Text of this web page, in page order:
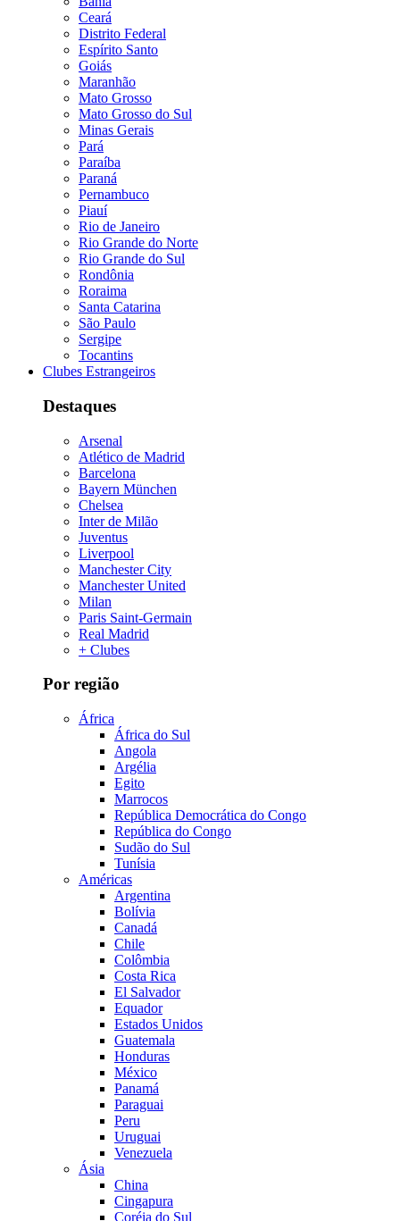
Ceará
Distrito Federal
Espírito Santo
Goiás
Maranhão
Mato Grosso
Mato Grosso do Sul
Minas Gerais
Pará
Paraíba
Paraná
Pernambuco
Piauí
Rio de Janeiro
Rio Grande do Norte
Rio Grande do Sul
Rondônia
Roraima
Santa Catarina
São Paulo
Sergipe
Tocantins
Clubes Estrangeiros
Destaques
Arsenal
Atlético de Madrid
Barcelona
Bayern München
Chelsea
Inter de Milão
Juventus
Liverpool
Manchester City
Manchester United
Milan
Paris Saint-Germain
Real Madrid
+ Clubes
Por região
África
África do Sul
Angola
Argélia
Egito
Marrocos
República Democrática do Congo
República do Congo
Sudão do Sul
Tunísia
Américas
Argentina
Bolívia
Canadá
Chile
Colômbia
Costa Rica
El Salvador
Equador
Estados Unidos
Guatemala
Honduras
México
Panamá
Paraguai
Peru
Uruguai
Venezuela
Ásia
China
Cingapura
Coréia do Sul